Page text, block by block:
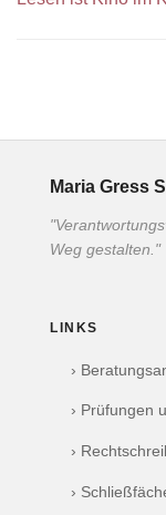
Maria Gress
Weg gestalten."
LINKS
›
› Prüfungen
›
›